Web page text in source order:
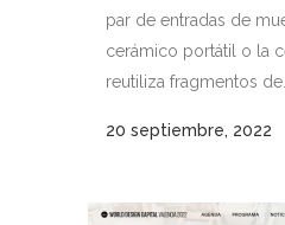
par de entradas de
cerámico portátil o la
reutiliza fragmentos de...
20 septiembre, 2022